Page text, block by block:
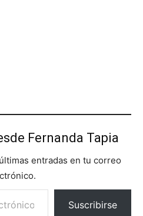
Fernanda Tapia
entradas en tu correo
Suscribirse